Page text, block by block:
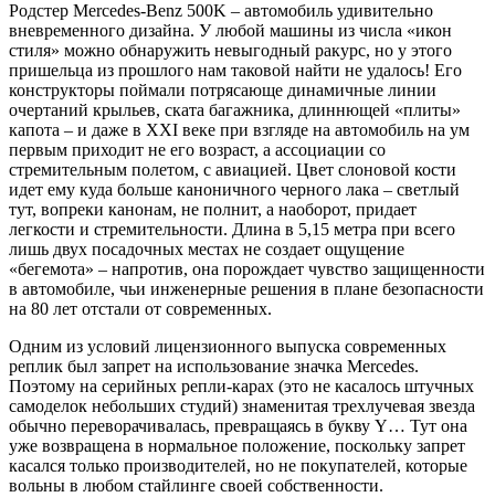
Родстер Mercedes-Benz 500K – автомобиль удивительно
вневременного дизайна. У любой машины из числа «икон
стиля» можно обнаружить невыгодный ракурс, но у этого
пришельца из прошлого нам таковой найти не удалось! Его
конструкторы поймали потрясающе динамичные линии
очертаний крыльев, ската багажника, длиннющей «плиты»
капота – и даже в XXI веке при взгляде на автомобиль на ум
первым приходит не его возраст, а ассоциации со
стремительным полетом, с авиацией. Цвет слоновой кости
идет ему куда больше каноничного черного лака – светлый
тут, вопреки канонам, не полнит, а наоборот, придает
легкости и стремительности. Длина в 5,15 метра при всего
лишь двух посадочных местах не создает ощущение
«бегемота» – напротив, она порождает чувство защищенности
в автомобиле, чьи инженерные решения в плане безопасности
на 80 лет отстали от современных.
Одним из условий лицензионного выпуска современных
реплик был запрет на использование значка Mercedes.
Поэтому на серийных репли-карах (это не касалось штучных
самоделок небольших студий) знаменитая трехлучевая звезда
обычно переворачивалась, превращаясь в букву Y… Тут она
уже возвращена в нормальное положение, поскольку запрет
касался только производителей, но не покупателей, которые
вольны в любом стайлинге своей собственности.